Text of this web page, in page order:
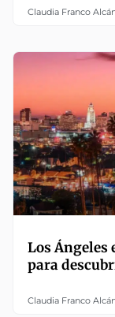
Claudia Franco
Los
para
Claudia Franco